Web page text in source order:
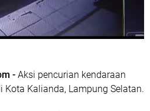
- Aksi pencurian kendaraan
Kota Kalianda, Lampung Selatan.